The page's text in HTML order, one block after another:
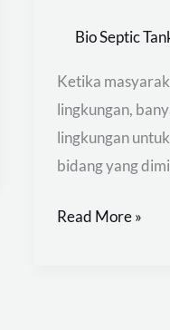
Bio Septic
Ketika
lingkungan,
lingkungan
bidang yang
Read More »